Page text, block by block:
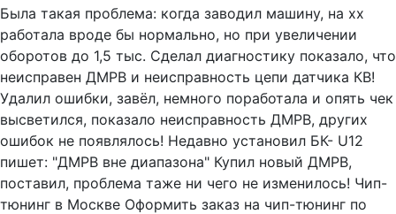
Была такая проблема: когда заводил машину, на хх
работала вроде бы нормально, но при увеличении
оборотов до 1,5 тыс. Сделал диагностику показало, что
неисправен ДМРВ и неисправность цепи датчика КВ!
Удалил ошибки, завёл, немного поработала и опять чек
высветился, показало неисправность ДМРВ, других
ошибок не появлялось! Недавно установил БК- U12
пишет: "ДМРВ вне диапазона" Купил новый ДМРВ,
поставил, проблема таже ни чего не изменилось! Чип-
тюнинг в Москве Оформить заказ на чип-тюнинг по